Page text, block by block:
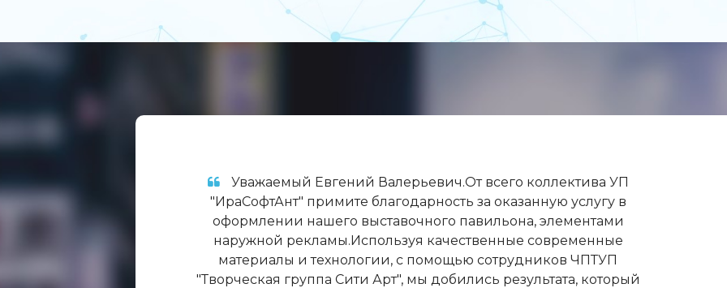
Уважаемый Евгений Валерьевич.От всего коллектива УП
"ИраСофтАнт" примите благодарность за оказанную услугу в
оформлении нашего выставочного павильона, элементами
наружной рекламы.Используя качественные современные
материалы и технологии, с помощью сотрудников ЧПТУП
"Творческая группа Сити Арт", мы добились результата, который